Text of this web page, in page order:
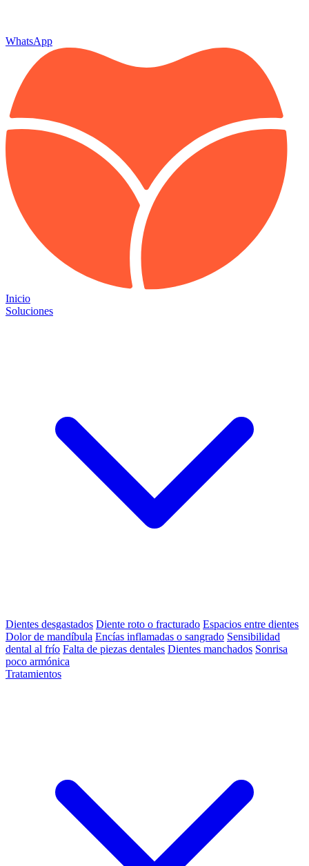
WhatsApp
Inicio
Soluciones
Dientes desgastados Diente roto o fracturado Espacios entre dientes
Dolor de mandíbula Encías inflamadas o sangrado Sensibilidad
dental al frío Falta de piezas dentales Dientes manchados Sonrisa
poco armónica
Tratamientos